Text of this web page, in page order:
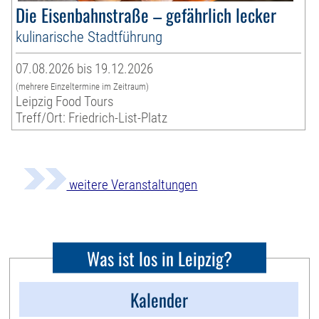
Die Eisenbahnstraße – gefährlich lecker
kulinarische Stadtführung
07.08.2026 bis 19.12.2026
(mehrere Einzeltermine im Zeitraum)
Leipzig Food Tours
Treff/Ort: Friedrich-List-Platz
weitere Veranstaltungen
Was ist los in Leipzig?
Kalender